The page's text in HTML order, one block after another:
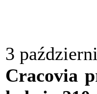
3
Cracovia